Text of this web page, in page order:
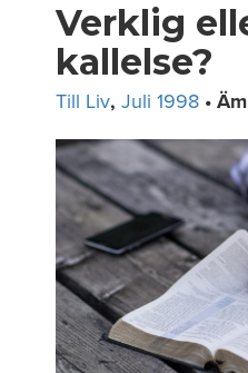
Verklig
kallelse?
Till Liv, Juli 1998 •